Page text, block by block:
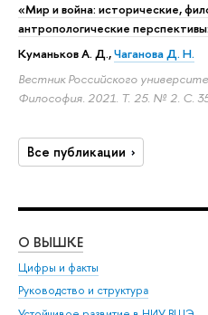
«Мир и война: исторические,
антропологические
Куманьков А. Д.,Чаганова Д. Н.
Вестник Российского
Философия. 2021. Т. 25. № 2. С.
Все публикации
О ВЫШКЕ
Цифры и факты
Руководство и структура